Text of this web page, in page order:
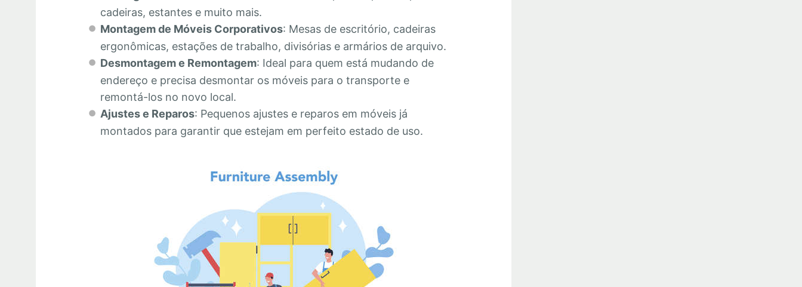
cadeiras, estantes e muito mais.
Montagem de Móveis Corporativos: Mesas de escritório, cadeiras
ergonômicas, estações de trabalho, divisórias e armários de arquivo.
Desmontagem e Remontagem: Ideal para quem está mudando de
endereço e precisa desmontar os móveis para o transporte e
remontá-los no novo local.
Ajustes e Reparos: Pequenos ajustes e reparos em móveis já
montados para garantir que estejam em perfeito estado de uso.